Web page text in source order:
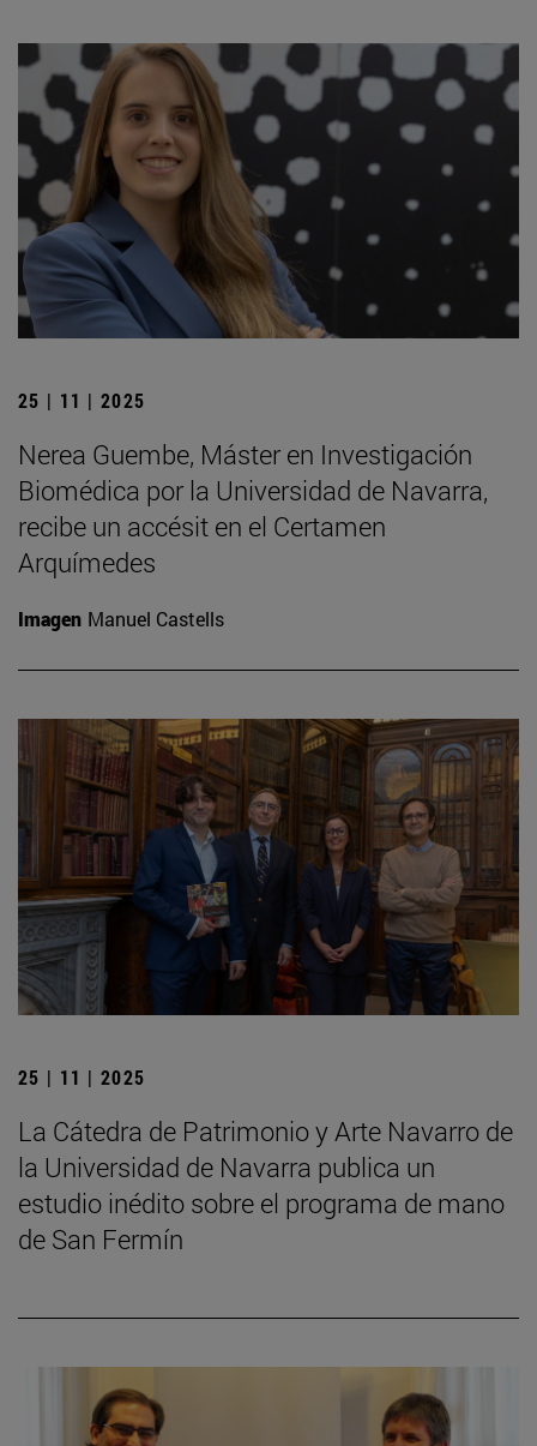
25 | 11 | 2025
Nerea Guembe, Máster en Investigación
Biomédica por la Universidad de Navarra,
recibe un accésit en el Certamen
Arquímedes
Imagen Manuel Castells
25 | 11 | 2025
La Cátedra de Patrimonio y Arte Navarro de
la Universidad de Navarra publica un
estudio inédito sobre el programa de mano
de San Fermín